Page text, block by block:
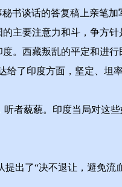
书谈话的答复稿上亲笔
主要注意力和斗，争方
。西藏叛乱的平定和进
了印度方面，坚定、坦
藐藐。印度当局对这
了“决不退让，避免流